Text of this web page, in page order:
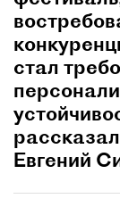
стал
Евгений